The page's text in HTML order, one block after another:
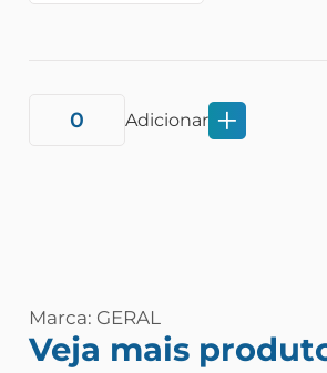
Adicionar
Marca: GERAL
Veja mais